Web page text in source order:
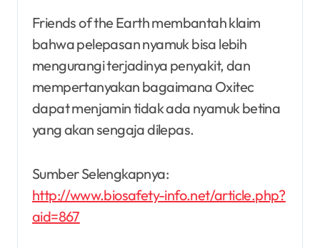
Friends of the Earth membantah klaim
bahwa pelepasan nyamuk bisa lebih
mengurangi terjadinya penyakit, dan
mempertanyakan bagaimana Oxitec
dapat menjamin tidak ada nyamuk betina
yang akan sengaja dilepas.
Sumber Selengkapnya:
http://www.biosafety-info.net/article.php?
aid=867